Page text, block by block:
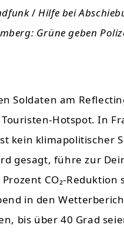
/Hilfe bei
Grüne geben
Soldaten am
Hotspot. In
kein
gesagt, führe zur
CO₂-
in den
bis über 40 Grad